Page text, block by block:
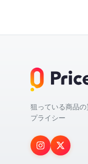
狙っている商品
プライシー